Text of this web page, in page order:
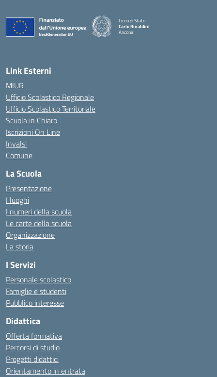
Liceo di Stato
Carlo Rinaldini
Ancona
Link Esterni
MIUR
Ufficio Scolastico Regionale
Ufficio Scolastico Territoriale
Scuola in Chiaro
Iscrizioni On Line
Invalsi
Comune
La Scuola
Presentazione
I luoghi
I numeri della scuola
Le carte della scuola
Organizzazione
La storia
I Servizi
Personale scolastico
Famiglie e studenti
Pubblico interesse
Didattica
Offerta formativa
Percorsi di studio
Progetti didattici
Orientamento in entrata